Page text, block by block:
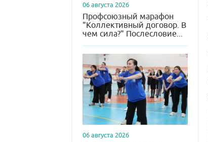
06 августа 2026
Профсоюзный марафон
"Коллективный договор. В
чем сила?" Послесловие...
06 августа 2026